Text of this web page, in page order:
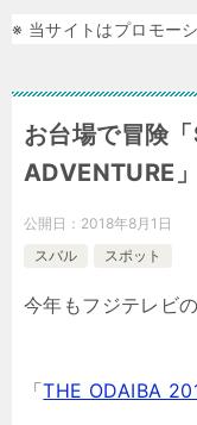
※ 当サイトはプロモー
お台場で冒険
ADVENTURE」
公開日： 2018年8月1日
スバル
スポット
今年もフジテレビ
「THE ODAIBA